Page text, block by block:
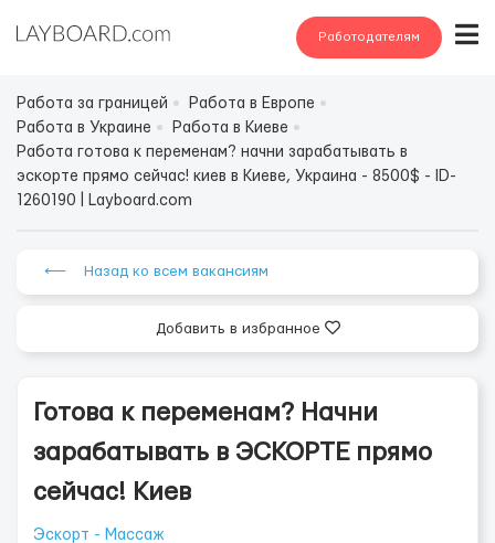
Работодателям
Работа за границей
Работа в Европе
Работа в Украине
Работа в Киеве
Работа готова к переменам? начни зарабатывать в
эскорте прямо сейчас! киев в Киеве, Украина - 8500$ - ID-
1260190 | Layboard.com
⟵ Назад ко всем вакансиям
Добавить в избранное
Готова к переменам? Начни
зарабатывать в ЭСКОРТЕ прямо
сейчас! Киев
Эскорт - Массаж